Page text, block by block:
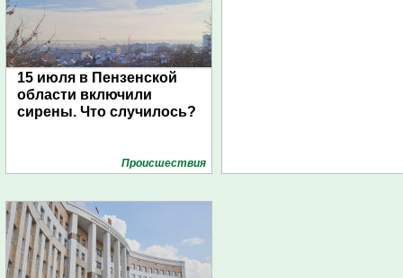
15 июля в Пензенской
области включили
сирены. Что случилось?
Проиcшествия